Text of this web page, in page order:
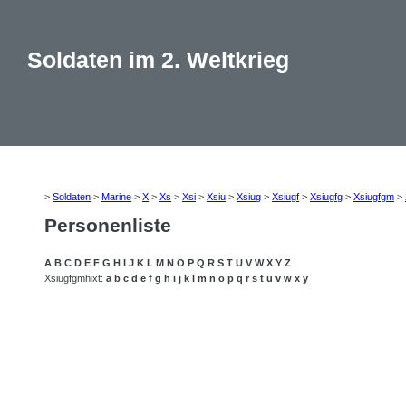
Soldaten im 2. Weltkrieg
> Soldaten > Marine > X > Xs > Xsi > Xsiu > Xsiug > Xsiugf > Xsiugfg > Xsiugfgm >
Personenliste
A B C D E F G H I J K L M N O P Q R S T U V W X Y Z
Xsiugfgmhixt: a b c d e f g h i j k l m n o p q r s t u v w x y